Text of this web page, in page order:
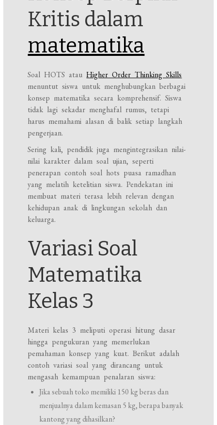
Kritis dalam
matematika
Soal HOTS atauHigher Order Thinking Skills
menuntut siswa untuk menghubungkan berbagai
konsep matematika secara komprehensif. Siswa
tidak lagi sekadar menghafal rumus, tetapi
harus memahami alasan di balik setiap langkah
pengerjaan.
Sering kali, pendidik juga mengintegrasikan nilai-
nilai karakter dalam soal ujian, seperti
penerapan contoh soal hots puasa ramadhan
yang melatih ketelitian siswa. Pendekatan ini
membuat materi terasa lebih relevan dengan
kehidupan anak di lingkungan sekolah dan
keluarga.
Variasi Soal
Matematika
Kelas 3
Materi kelas 3 meliputi operasi hitung dasar
hingga pengukuran yang memerlukan
pemahaman konsep yang kuat. Berikut adalah
contoh variasi soal yang dirancang untuk
mengasah kemampuan penalaran siswa:
Jika sebuah toko memiliki 150 kg beras dan
menjualnya dalam kemasan 5 kg, berapa banyak
kantong yang dihasilkan?